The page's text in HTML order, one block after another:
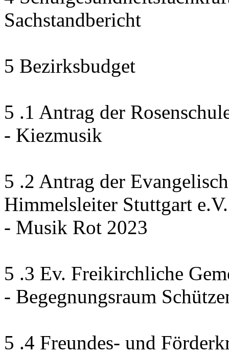
Sachstandbericht
5 Bezirksbudget
5 .1 Antrag der
- Kiezmusik
5 .2 Antrag der
Himmelsleiter Stuttgart e.V.
- Musik Rot 2023
5 .3 Ev. Freikirchliche
- Begegnungsraum
5 .4 Freundes- und